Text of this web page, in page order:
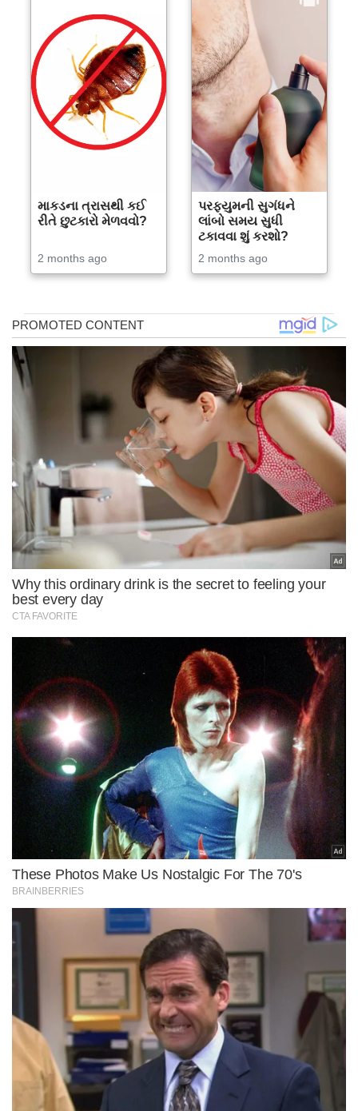
માકડના ત્રાસથી કઈ
રીતે છુટકારો મેળવવો?
2 months ago
પરફ્યુમની સુગંધને
લાંબો સમય સુધી
ટકાવવા શું કરશો?
2 months ago